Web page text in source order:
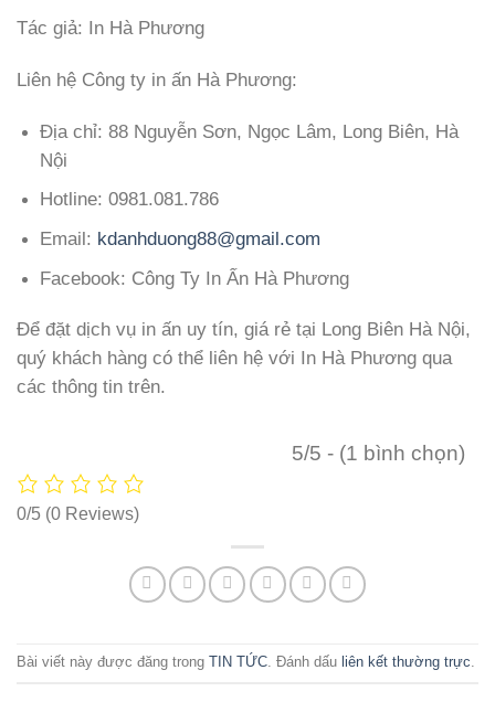
Tác giả: In Hà Phương
Liên hệ Công ty in ấn Hà Phương:
Địa chỉ: 88 Nguyễn Sơn, Ngọc Lâm, Long Biên, Hà
Nội
Hotline: 0981.081.786
Email: kdanhduong88@gmail.com
Facebook: Công Ty In Ấn Hà Phương
Để đặt dịch vụ in ấn uy tín, giá rẻ tại Long Biên Hà Nội,
quý khách hàng có thể liên hệ với In Hà Phương qua
các thông tin trên.
5/5 - (1 bình chọn)
0/5 (0 Reviews)
Bài viết này được đăng trong TIN TỨC. Đánh dấu liên kết thường trực.